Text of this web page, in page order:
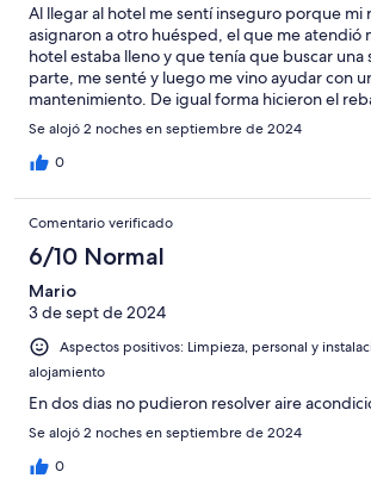
Al llegar al hotel me sentí inseguro porque mi
asignaron a otro huésped, el que me atendió
hotel estaba lleno y que tenía que buscar una
parte, me senté y luego me vino ayudar con
mantenimiento. De igual forma hicieron el
de forma completa sin recibir el servicio
Se alojó 2 noches en septiembre de 2024
0
Comentario verificado
6/10 Normal
Mario
3 de sept de 2024
Aspectos positivos: Limpieza, personal y
alojamiento
En dos dias no pudieron resolver aire
Se alojó 2 noches en septiembre de 2024
0